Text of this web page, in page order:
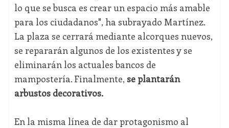
lo que se busca es crear un espacio más amable
para los ciudadanos", ha subrayado Martínez.
La plaza se cerrará mediante alcorques nuevos,
se repararán algunos de los existentes y se
eliminarán los actuales bancos de
mampostería. Finalmente, se plantarán
arbustos decorativos.
En la misma línea de dar protagonismo al